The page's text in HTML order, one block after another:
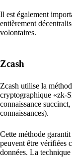
Il est également
entièrement
volontaires.
Zcash
Zcash utilise la
cryptographique «zk-
connaissance
connaissances).
Cette méthode
peuvent être vérifiées
données. La